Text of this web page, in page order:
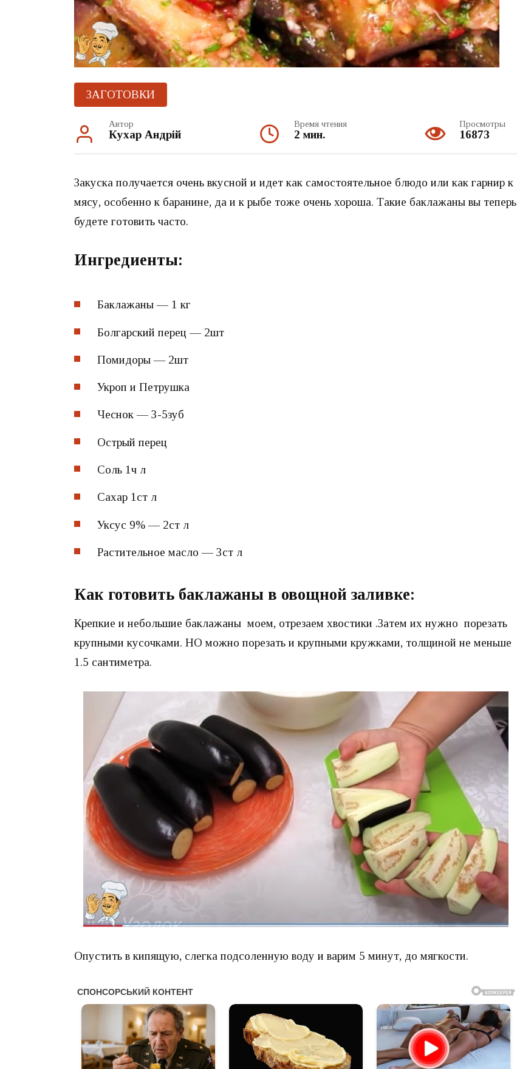
ЗАГОТОВКИ
Автор
Кухар Андрій
Время чтения
2 мин.
Просмотры
16873
Закуска получается очень вкусной и идет как самостоятельное блюдо или как гарнир к
мясу, особенно к баранине, да и к рыбе тоже очень хороша. Такие баклажаны вы теперь
будете готовить часто.
Ингредиенты:
Баклажаны — 1 кг
Болгарский перец — 2шт
Помидоры — 2шт
Укроп и Петрушка
Чеснок — 3-5зуб
Острый перец
Соль 1ч л
Сахар 1ст л
Уксус 9% — 2ст л
Растительное масло — 3ст л
Как готовить баклажаны в овощной заливке:
Крепкие и небольшие баклажаны моем, отрезаем хвостики .Затем их нужно порезать
крупными кусочками. НО можно порезать и крупными кружками, толщиной не меньше
1.5 сантиметра.
Опустить в кипящую, слегка подсоленную воду и варим 5 минут, до мягкости.